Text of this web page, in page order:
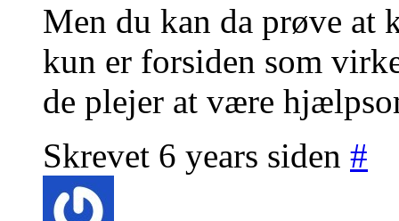
Men du kan da prøve at
kun er forsiden som
de plejer at være
Skrevet 6 years siden #